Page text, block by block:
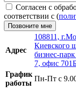
Согласен с
соответствии с (
Позвоните мне
Адрес
108811,
Киевского
бизнес-
7, офис
График
работы
Пн-Пт с